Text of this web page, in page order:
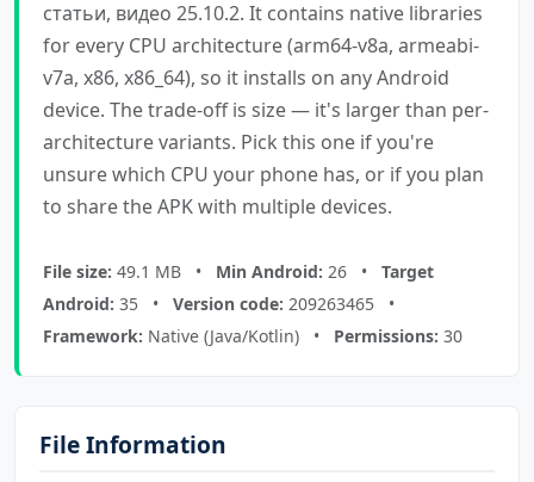
статьи, видео 25.10.2. It contains native libraries
for every CPU architecture (arm64-v8a, armeabi-
v7a, x86, x86_64), so it installs on any Android
device. The trade-off is size — it's larger than per-
architecture variants. Pick this one if you're
unsure which CPU your phone has, or if you plan
to share the APK with multiple devices.
File size: 49.1 MB • Min Android: 26 • Target
Android: 35 • Version code: 209263465 •
Framework: Native (Java/Kotlin) • Permissions: 30
File Information